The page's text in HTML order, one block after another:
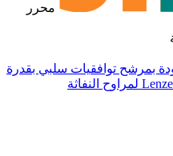
محرر
بمرشح توافقيات سلبي بقدرة